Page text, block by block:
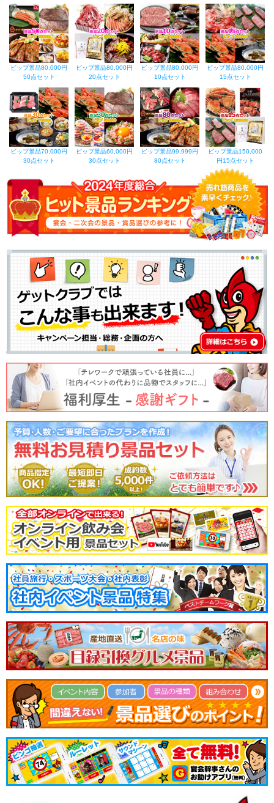
ビップ景品80,000円
50点セット
ビップ景品80,000円
20点セット
ビップ景品80,000円
10点セット
ビップ景品80,000円
15点セット
ビップ景品70,000円
30点セット
ビップ景品60,000円
30点セット
ビップ景品99,999円
80点セット
ビップ景品150,000
円15点セット